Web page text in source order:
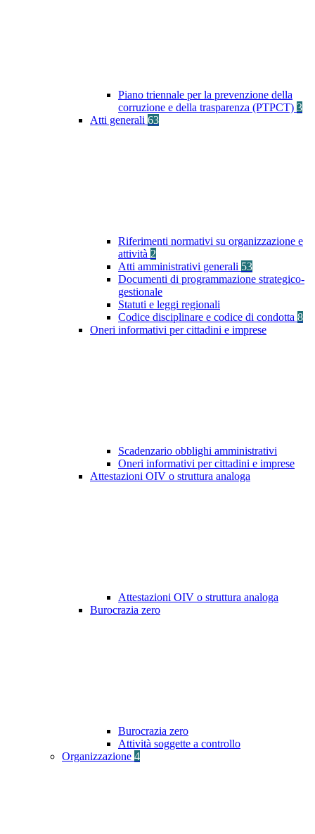
Piano triennale per la prevenzione della
corruzione e della trasparenza (PTPCT) 3
Atti generali 63
Riferimenti normativi su organizzazione e
attività 2
Atti amministrativi generali 53
Documenti di programmazione strategico-
gestionale
Statuti e leggi regionali
Codice disciplinare e codice di condotta 8
Oneri informativi per cittadini e imprese
Scadenzario obblighi amministrativi
Oneri informativi per cittadini e imprese
Attestazioni OIV o struttura analoga
Attestazioni OIV o struttura analoga
Burocrazia zero
Burocrazia zero
Attività soggette a controllo
Organizzazione 4